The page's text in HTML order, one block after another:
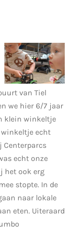
van Tiel
we hier 6/7 jaar
klein winkeltje
echt
Centerparcs
echt onze
het ook erg
stopte. In de
naar lokale
eten. Uiteraard